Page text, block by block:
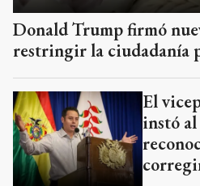
Donald Trump firmó
restringir la ciudadanía
El
instó